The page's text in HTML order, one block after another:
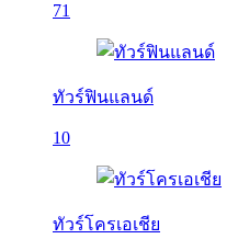
71
ทัวร์ฟินแลนด์
10
ทัวร์โครเอเชีย